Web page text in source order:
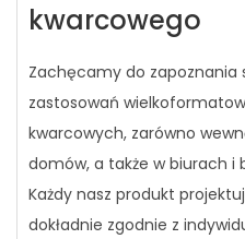
kwarcowego
Zachęcamy do zapoznania
zastosowań
kwarcowych, zarówno
domów, a także w biurach
Każdy nasz produkt
dokładnie zgodnie z